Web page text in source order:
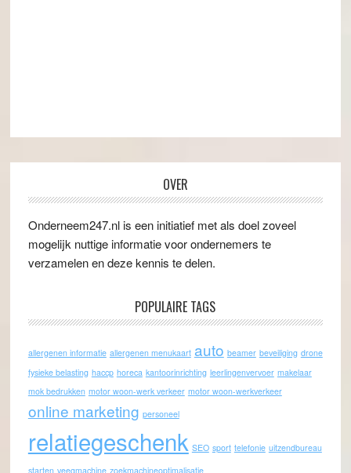
OVER
Onderneem247.nl is een initiatief met als doel zoveel
mogelijk nuttige informatie voor ondernemers te
verzamelen en deze kennis te delen.
POPULAIRE TAGS
allergenen informatie allergenen menukaart auto beamer beveiliging drone
fysieke belasting haccp horeca kantoorinrichting leerlingenvervoer makelaar
mok bedrukken motor woon-werk verkeer motor woon-werkverkeer
online marketing personeel
relatiegeschenk SEO sport telefonie uitzendbureau
starten veegmachine zoekmachineoptimalisatie